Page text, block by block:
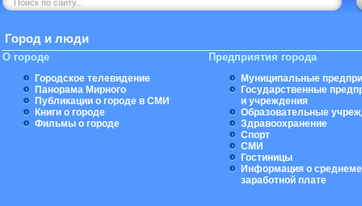
Город и люди
О городе
Городское телевидение
Панорама Мирного
Публикации о городе в СМИ
Книги о городе
Фильмы о городе
Предприятия города
Муниципальные
Государственные
и учреждения
Образовательные
Здравоохранение
Спорт
СМИ
Гостиницы
Информация о
заработной плате